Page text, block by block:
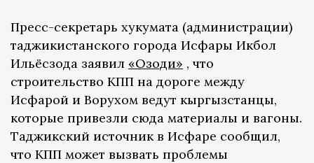
Пресс-секретарь хукумата (администрации)
таджикистанского города Исфары Икбол
Ильёсзода заявил «Озоди» , что
строительство КПП на дороге между
Исфарой и Ворухом ведут кыргызстанцы,
которые привезли сюда материалы и вагоны.
Таджикский источник в Исфаре сообщил,
что КПП может вызвать проблемы